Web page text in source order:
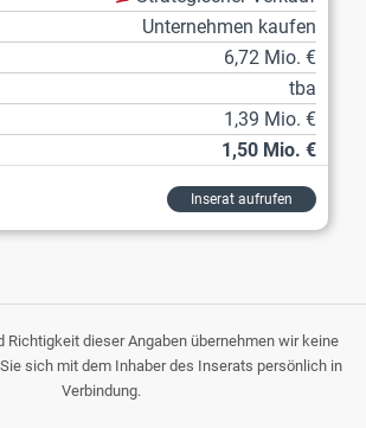
Unternehmen kaufen
6,72 Mio. €
tba
1,39 Mio. €
1,50 Mio. €
Inserat aufrufen
Richtigkeit dieser Angaben übernehmen wir keine
sich mit dem Inhaber des Inserats persönlich in
Verbindung.